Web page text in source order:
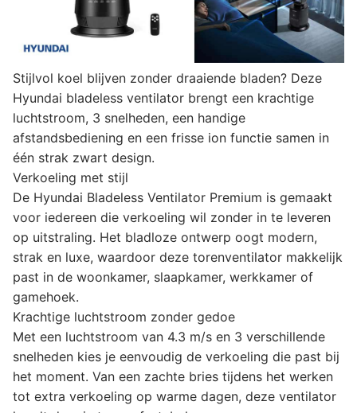
Stijlvol koel blijven zonder draaiende bladen? Deze
Hyundai bladeless ventilator brengt een krachtige
luchtstroom, 3 snelheden, een handige
afstandsbediening en een frisse ion functie samen in
één strak zwart design.
Verkoeling met stijl
De Hyundai Bladeless Ventilator Premium is gemaakt
voor iedereen die verkoeling wil zonder in te leveren
op uitstraling. Het bladloze ontwerp oogt modern,
strak en luxe, waardoor deze torenventilator makkelijk
past in de woonkamer, slaapkamer, werkkamer of
gamehoek.
Krachtige luchtstroom zonder gedoe
Met een luchtstroom van 4.3 m/s en 3 verschillende
snelheden kies je eenvoudig de verkoeling die past bij
het moment. Van een zachte bries tijdens het werken
tot extra verkoeling op warme dagen, deze ventilator